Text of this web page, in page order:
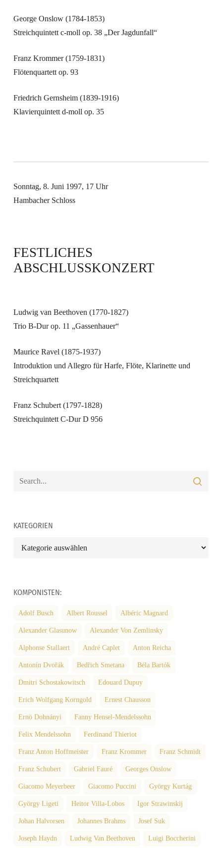
George Onslow (1784-1853)
Streichquintett c-moll op. 38 „Der Jagdunfall“
Franz Krommer(1759-1831)
Flötenquartett op. 93
Friedrich Gernsheim (1839-1916)
Klavierquintett d-moll op. 35
Sonntag, 8. Juni 1997, 17 Uhr
Hambacher Schloss
FESTLICHES
ABSCHLUSSKONZERT
Ludwig van Beethoven (1770-1827)
Trio B-Dur op. 11 „Gassenhauer“
Maurice Ravel (1875-1937)
Introduktion und Allegro für Harfe, Flöte, Klarinette und
Streichquartett
Franz Schubert(1797-1828)
Streichquintett C-Dur D 956
KATEGORIEN
KOMPONISTEN:
Adolf Busch Albert Roussel Albéric Magnard
Alexander Glasunow Alexander Von Zemlinsky
Alphonse Stallaert André Caplet Anton Reicha
Antonín Dvořák Bedřich Smetana Béla Bartók
Dmitri Schostakowitsch Edouard Dupuy
Erich Wolfgang Korngold Ernest Chausson
Ernö Dohnányi Fanny Hensel-Mendelssohn
Felix Mendelssohn Ferdinand Thieriot
Franz Anton Hoffmeister Franz Krommer Franz Schmidt
Franz Schubert Gabriel Fauré Georges Onslow
Giacomo Meyerbeer Giacomo Puccini György Kurtág
György Ligeti Heitor Villa-Lobos Igor Strawinskij
Johan Halvorsen Johannes Brahms Josef Suk
Joseph Haydn Ludwig Van Beethoven Luigi Boccherini